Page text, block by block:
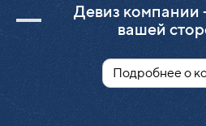
Девиз компании
вашей
Подробнее о